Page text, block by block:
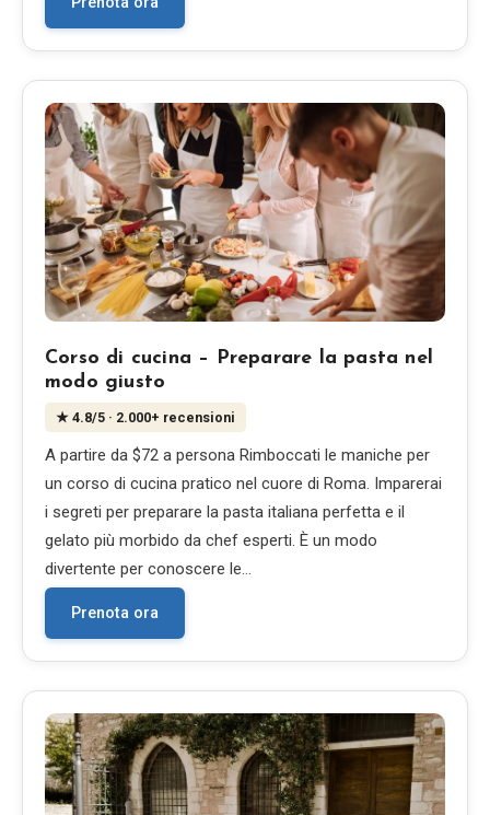
Corso di cucina – Preparare la pasta nel
modo giusto
★ 4.8/5 · 2.000+ recensioni
A partire da $72 a persona Rimboccati le maniche per
un corso di cucina pratico nel cuore di Roma. Imparerai
i segreti per preparare la pasta italiana perfetta e il
gelato più morbido da chef esperti. È un modo
divertente per conoscere le…
Prenota ora